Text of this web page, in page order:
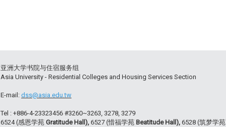
亚洲大学书院与住宿服务组
Asia University - Residential Colleges and Housing Services Section
E-mail:dss@asia.edu.tw
Tel : +886-4-23323456 #3260~3263, 3278, 3279
6524 (感恩学苑Gratitude Hall),6527 (惜福学苑 Beatitude Hall),6528 (筑梦学苑